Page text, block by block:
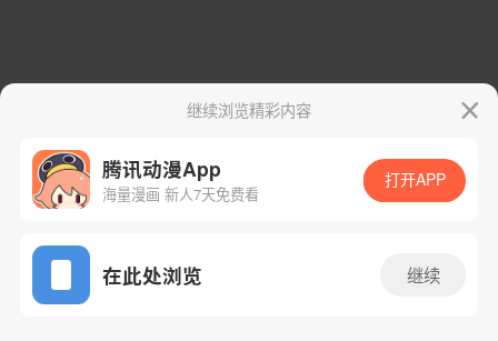
App免费看
继续浏览精彩内容
腾讯动漫App
海量漫画 新人7天免费看
打开APP
在此处浏览 继续